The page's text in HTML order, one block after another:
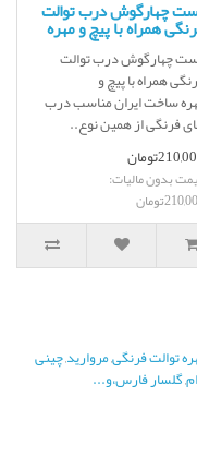
چهارگوش درب توالت
همراه با پیچ و مهره
چهارگوش درب توالت
همراه با پیچ و
ساخت ایران مناسب درب
فرنگی از همین نوع..
بدون مالیات:
توالت فرنگی,مروارید,چینی
,گلسار فارس،و...